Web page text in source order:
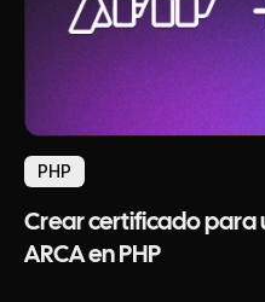
PHP
Crear certificado para
ARCA en PHP